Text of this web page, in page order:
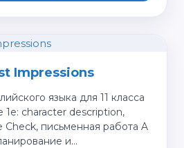
Impressions
языка для 11 класса
1e: character description,
Check, письменная работа A
и…